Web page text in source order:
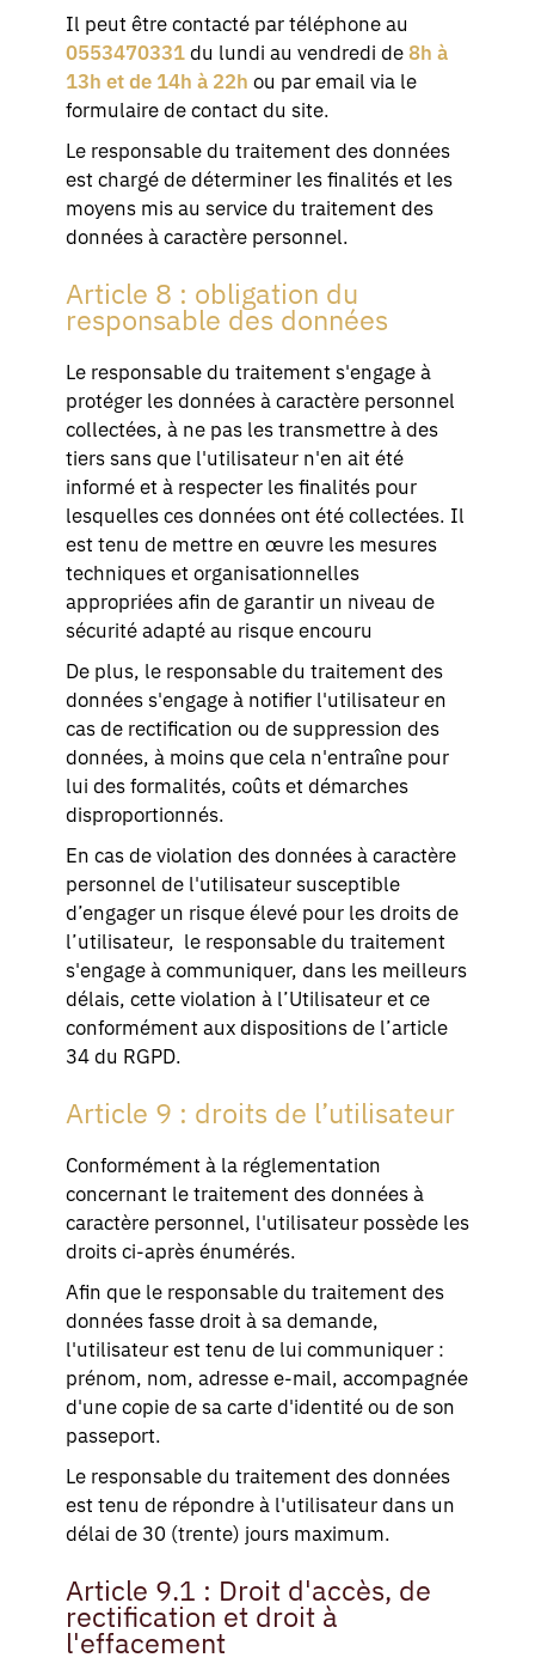
Il peut être contacté par téléphone au
0553470331du lundi au vendredi de8h à
13h et de 14h à 22h ou par email via le
formulaire de contact du site.
Le responsable du traitement des données
est chargé de déterminer les finalités et les
moyens mis au service du traitement des
données à caractère personnel.
Article 8 : obligation du
responsable des données
Le responsable du traitement s'engage à
protéger les données à caractère personnel
collectées, à ne pas les transmettre à des
tiers sans que l'utilisateur n'en ait été
informé et à respecter les finalités pour
lesquelles ces données ont été collectées. Il
est tenu de mettre en œuvre les mesures
techniques et organisationnelles
appropriées afin de garantir un niveau de
sécurité adapté au risque encouru
De plus, le responsable du traitement des
données s'engage à notifier l'utilisateur en
cas de rectification ou de suppression des
données, à moins que cela n'entraîne pour
lui des formalités, coûts et démarches
disproportionnés.
En cas de violation des données à caractère
personnel de l'utilisateur susceptible
d’engager un risque élevé pour les droits de
l’utilisateur, le responsable du traitement
s'engage à communiquer, dans les meilleurs
délais, cette violation à l’Utilisateur et ce
conformément aux dispositions de l’article
34 du RGPD.
Article 9 : droits de l’utilisateur
Conformément à la réglementation
concernant le traitement des données à
caractère personnel, l'utilisateur possède les
droits ci-après énumérés.
Afin que le responsable du traitement des
données fasse droit à sa demande,
l'utilisateur est tenu de lui communiquer :
prénom, nom, adresse e-mail, accompagnée
d'une copie de sa carte d'identité ou de son
passeport.
Le responsable du traitement des données
est tenu de répondre à l'utilisateur dans un
délai de 30 (trente) jours maximum.
Article 9.1 : Droit d'accès, de
rectification et droit à
l'effacement